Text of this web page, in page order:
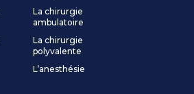
La chirurgie
ambulatoire
La chirurgie
polyvalente
L’anesthésie